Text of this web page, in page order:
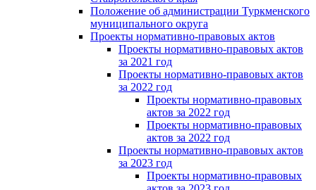
Положение об администрации Туркменского
муниципального округа
Проекты нормативно-правовых актов
Проекты нормативно-правовых актов
за 2021 год
Проекты нормативно-правовых актов
за 2022 год
Проекты нормативно-правовых
актов за 2022 год
Проекты нормативно-правовых
актов за 2022 год
Проекты нормативно-правовых актов
за 2023 год
Проекты нормативно-правовых